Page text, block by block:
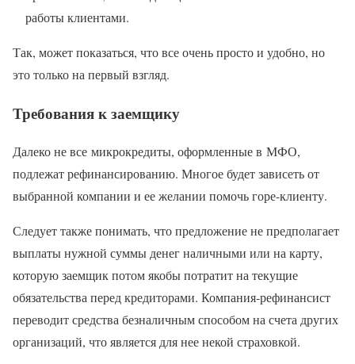
работы клиентами.
Так, может показаться, что все очень просто и удобно, но
это только на первый взгляд.
Требования к заемщику
Далеко не все микрокредиты, оформленные в МФО,
подлежат рефинансированию. Многое будет зависеть от
выбранной компании и ее желании помочь горе-клиенту.
Следует также понимать, что предложение не предполагает
выплаты нужной суммы денег наличными или на карту,
которую заемщик потом якобы потратит на текущие
обязательства перед кредиторами. Компания-рефинансист
переводит средства безналичным способом на счета других
организаций, что является для нее некой страховкой.